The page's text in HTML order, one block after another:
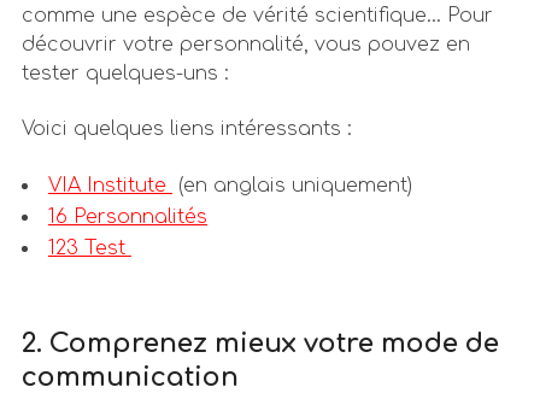
comme une espèce de vérité scientifique… Pour
découvrir votre personnalité, vous pouvez en
tester quelques-uns :
Voici quelques liens intéressants :
VIA Institute
(en anglais uniquement)
16 Personnalités
123 Test
2. Comprenez mieux votre mode de
communication